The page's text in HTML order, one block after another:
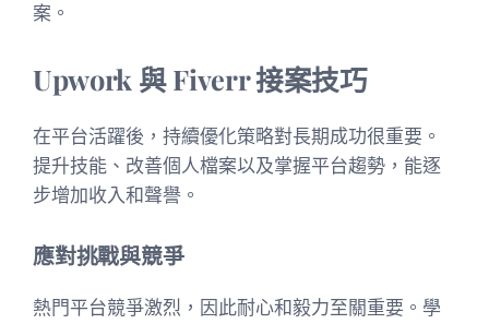
案。
Upwork 與 Fiverr 接案技巧
在平台活躍後，持續優化策略對長期成功很重要。
提升技能、改善個人檔案以及掌握平台趨勢，能逐
步增加收入和聲譽。
應對挑戰與競爭
熱門平台競爭激烈，因此耐心和毅力至關重要。學